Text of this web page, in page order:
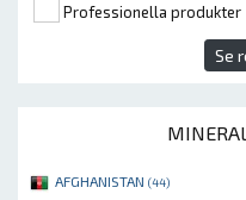
Professionella produkter
Se
AFGHANISTAN (44)